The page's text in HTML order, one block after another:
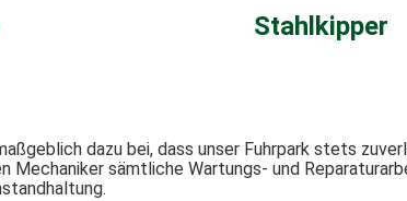
Stahlkipper
dazu bei, dass unser Fuhrpark stets
sämtliche Wartungs- und